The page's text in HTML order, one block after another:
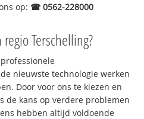
op: ☎ 0562-228000
regio Terschelling?
nieuwste technologie werken
Door voor ons te kiezen en
de kans op verdere problemen
hebben altijd voldoende